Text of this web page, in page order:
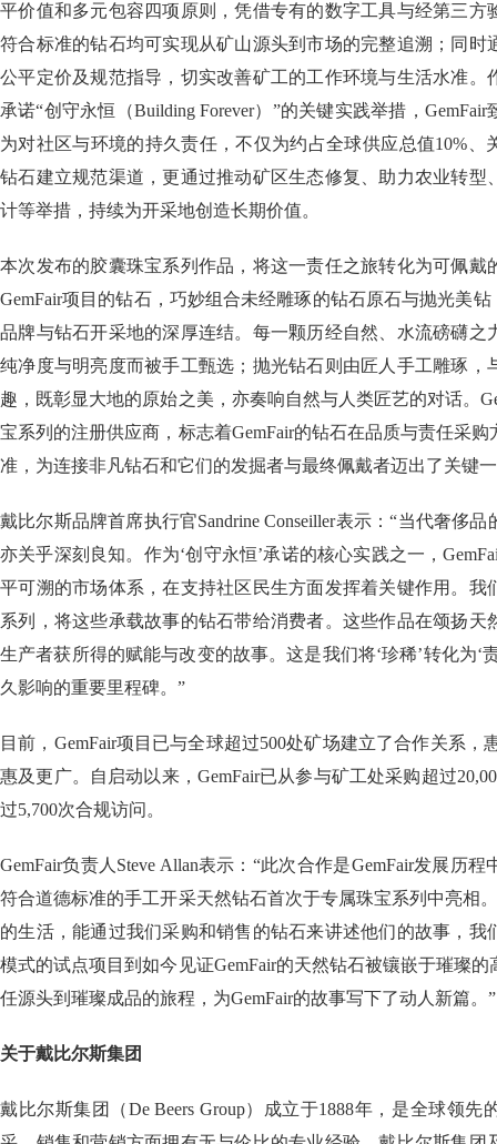
平价值和多元包容四项原则，凭借专有的数字工具与经第三方
符合标准的钻石均可实现从矿山源头到市场的完整追溯；同时
公平定价及规范指导，切实改善矿工的工作环境与生活水准。
承诺“创守永恒（Building Forever）”的关键实践举措，
为对社区与环境的持久责任，不仅为约占全球供应总值10%、
钻石建立规范渠道，更通过推动矿区生态修复、助力农业转型
计等举措，持续为开采地创造长期价值。
本次发布的胶囊珠宝系列作品，将这一责任之旅转化为可佩戴
GemFair项目的钻石，巧妙组合未经雕琢的钻石原石与抛光美
品牌与钻石开采地的深厚连结。每一颗历经自然、水流磅礴之
纯净度与明亮度而被手工甄选；抛光钻石则由匠人手工雕琢，
趣，既彰显大地的原始之美，亦奏响自然与人类匠艺的对话。
宝系列的注册供应商，标志着GemFair的钻石在品质与责任采
准，为连接非凡钻石和它们的发掘者与最终佩戴者迈出了关键
戴比尔斯品牌首席执行官Sandrine Conseiller表示：“当代奢侈
亦关乎深刻良知。作为‘创守永恒’承诺的核心实践之一，
平可溯的市场体系，在支持社区民生方面发挥着关键作用。我
系列，将这些承载故事的钻石带给消费者。这些作品在颂扬天
生产者获所得的赋能与改变的故事。这是我们将‘珍稀’转化为‘
久影响的重要里程碑。”
目前，GemFair项目已与全球超过500处矿场建立了合作关系，
惠及更广。自启动以来，GemFair已从参与矿工处采购超过
过5,700次合规访问。
GemFair负责人Steve Allan表示：“此次合作是GemFair发展历
符合道德标准的手工开采天然钻石首次于专属珠宝系列中亮相
的生活，能通过我们采购和销售的钻石来讲述他们的故事，我
模式的试点项目到如今见证GemFair的天然钻石被镶嵌于璀璨
任源头到璀璨成品的旅程，为GemFair的故事写下了动人新篇。”
关于戴比尔斯集团
戴比尔斯集团（De Beers Group）成立于1888年，是全球领